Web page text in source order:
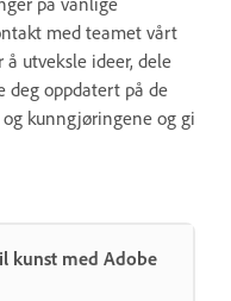
med teamet vårt
å utveksle ideer, dele
deg oppdatert på de
kunngjøringene og gi
kunst med Adobe